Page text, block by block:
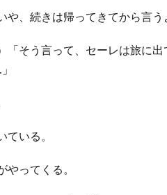
や、続きは帰ってきてから言う
「そう言って、セーレは旅に
ている。
やってくる。